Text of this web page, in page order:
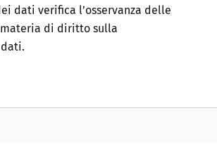
dati verifica l’osservanza delle
di diritto sulla